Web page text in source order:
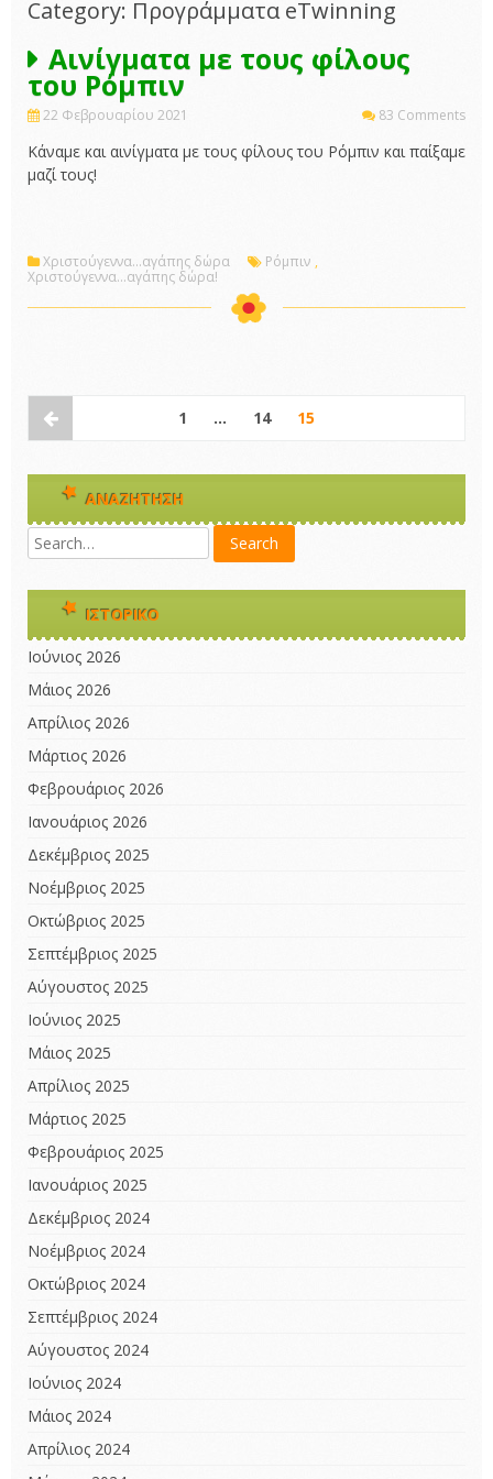
Category: Προγράμματα eTwinning
Αινίγματα με τους φίλους
του Ρόμπιν
22 Φεβρουαρίου 2021 83 Comments
Κάναμε και αινίγματα με τους φίλους του Ρόμπιν και παίξαμε
μαζί τους!
Χριστούγεννα...αγάπης δώρα Ρόμπιν ,
Χριστούγεννα...αγάπης δώρα!
1 … 14 15
ΑΝΑΖΉΤΗΣΗ
ΙΣΤΟΡΙΚΌ
Ιούνιος 2026
Μάιος 2026
Απρίλιος 2026
Μάρτιος 2026
Φεβρουάριος 2026
Ιανουάριος 2026
Δεκέμβριος 2025
Νοέμβριος 2025
Οκτώβριος 2025
Σεπτέμβριος 2025
Αύγουστος 2025
Ιούνιος 2025
Μάιος 2025
Απρίλιος 2025
Μάρτιος 2025
Φεβρουάριος 2025
Ιανουάριος 2025
Δεκέμβριος 2024
Νοέμβριος 2024
Οκτώβριος 2024
Σεπτέμβριος 2024
Αύγουστος 2024
Ιούνιος 2024
Μάιος 2024
Απρίλιος 2024